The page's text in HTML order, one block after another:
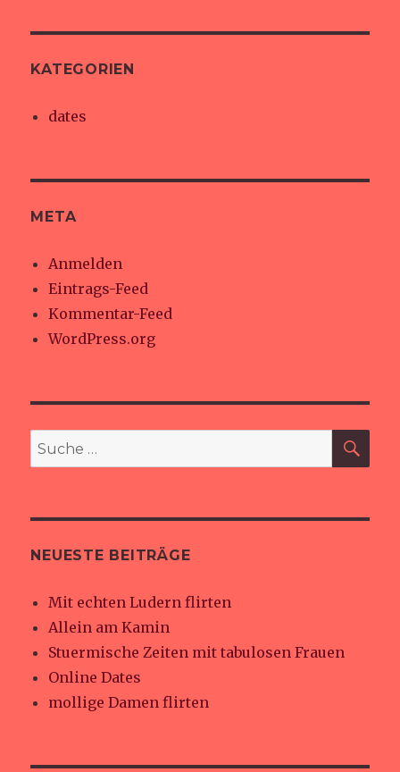
KATEGORIEN
dates
META
Anmelden
Eintrags-Feed
Kommentar-Feed
WordPress.org
Suche
nach:
NEUESTE BEITRÄGE
Mit echten Ludern flirten
Allein am Kamin
Stuermische Zeiten mit tabulosen Frauen
Online Dates
mollige Damen flirten